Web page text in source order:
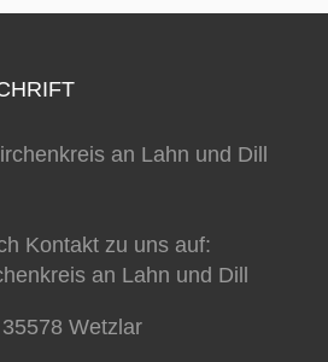
Kontakt zu uns auf:
an Lahn und Dill
Wetzlar